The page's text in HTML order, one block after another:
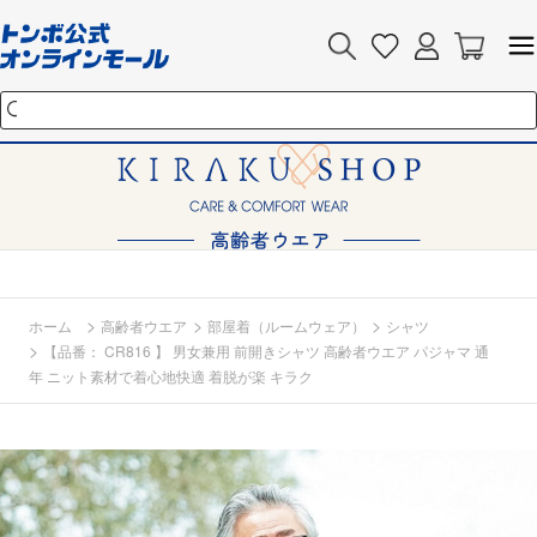
ホーム > 高齢者ウエア > 部屋着（ルームウェア） > シャツ
>
【品番： CR816 】 男女兼用 前開きシャツ 高齢者ウエア パジャマ 通
年 ニット素材で着心地快適 着脱が楽 キラク